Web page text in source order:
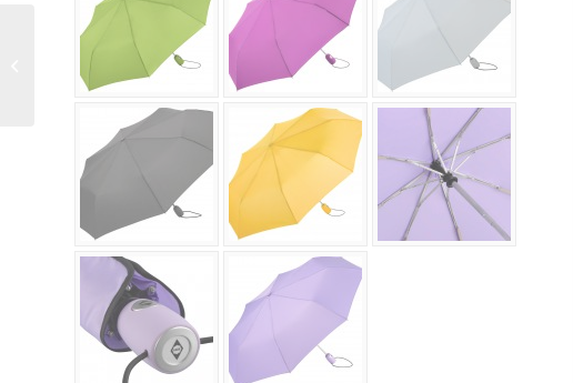
Sonderanfertigung
FARE Taschenschirm